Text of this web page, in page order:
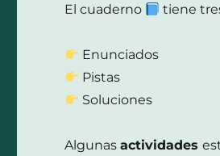
El cuaderno tiene
Enunciados
Pistas
Soluciones
Algunasactividades